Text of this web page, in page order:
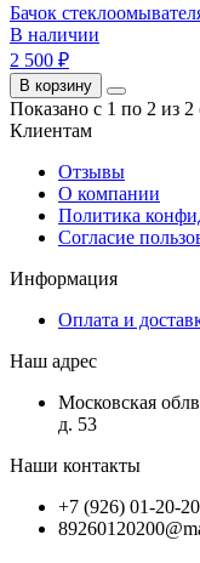
Бачок
В наличии
2 500 ₽
В корзину
Показано с 1 по 2 из 2
Клиентам
Отзывы
О компании
Политика
Согласие
Информация
Оплата и
Наш адрес
Московская
д. 53
Наши контакты
+7 (926) 01-20-